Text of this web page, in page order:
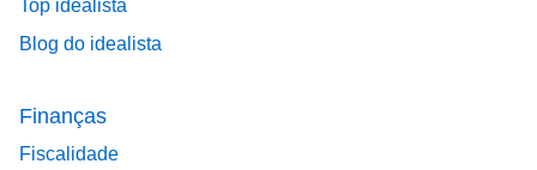
Top idealista
Blog do idealista
Finanças
Fiscalidade